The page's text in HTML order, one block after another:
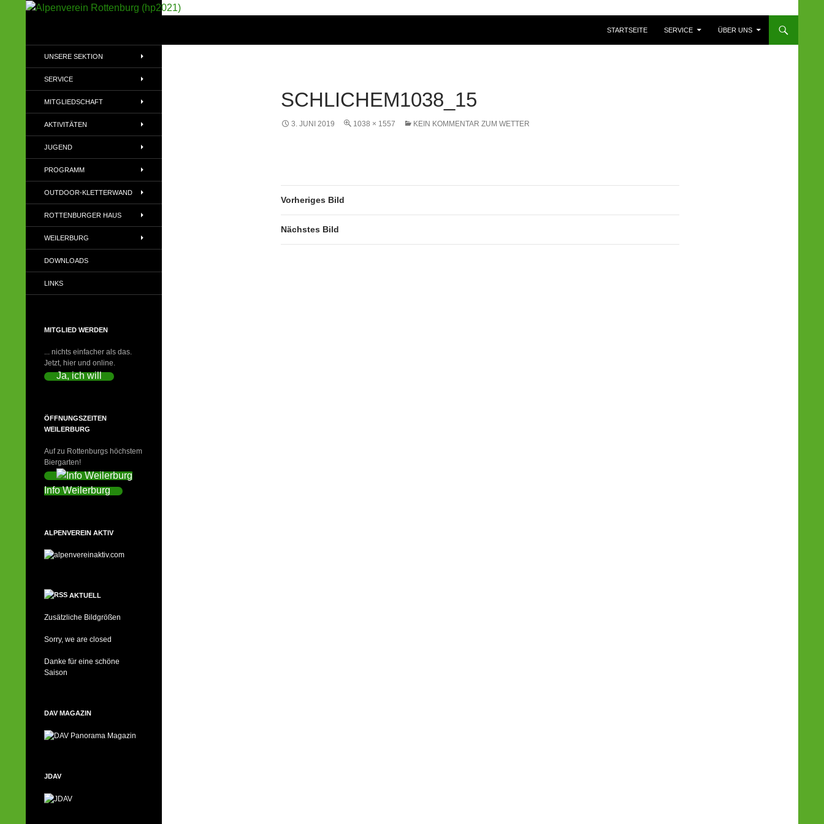
STARTSEITE
SERVICE ÜBER UNS
SCHLICHEM1038_15
3. JUNI 2019 1038 × 1557 KEIN KOMMENTAR ZUM WETTER
Vorheriges Bild
Nächstes Bild
(DAV)
UNSERE SEKTION
SERVICE
MITGLIEDSCHAFT
AKTIVITÄTEN
JUGEND
PROGRAMM
OUTDOOR-KLETTERWAND
ROTTENBURGER HAUS
WEILERBURG
DOWNLOADS
LINKS
MITGLIED WERDEN
... nichts einfacher als das.
Jetzt, hier und online.
Ja, ich will
ÖFFNUNGSZEITEN
WEILERBURG
Auf zu Rottenburgs höchstem
Biergarten!
Info Weilerburg
ALPENVEREIN AKTIV
AKTUELL
Zusätzliche Bildgrößen
Sorry, we are closed
Danke für eine schöne
Saison
DAV MAGAZIN
JDAV